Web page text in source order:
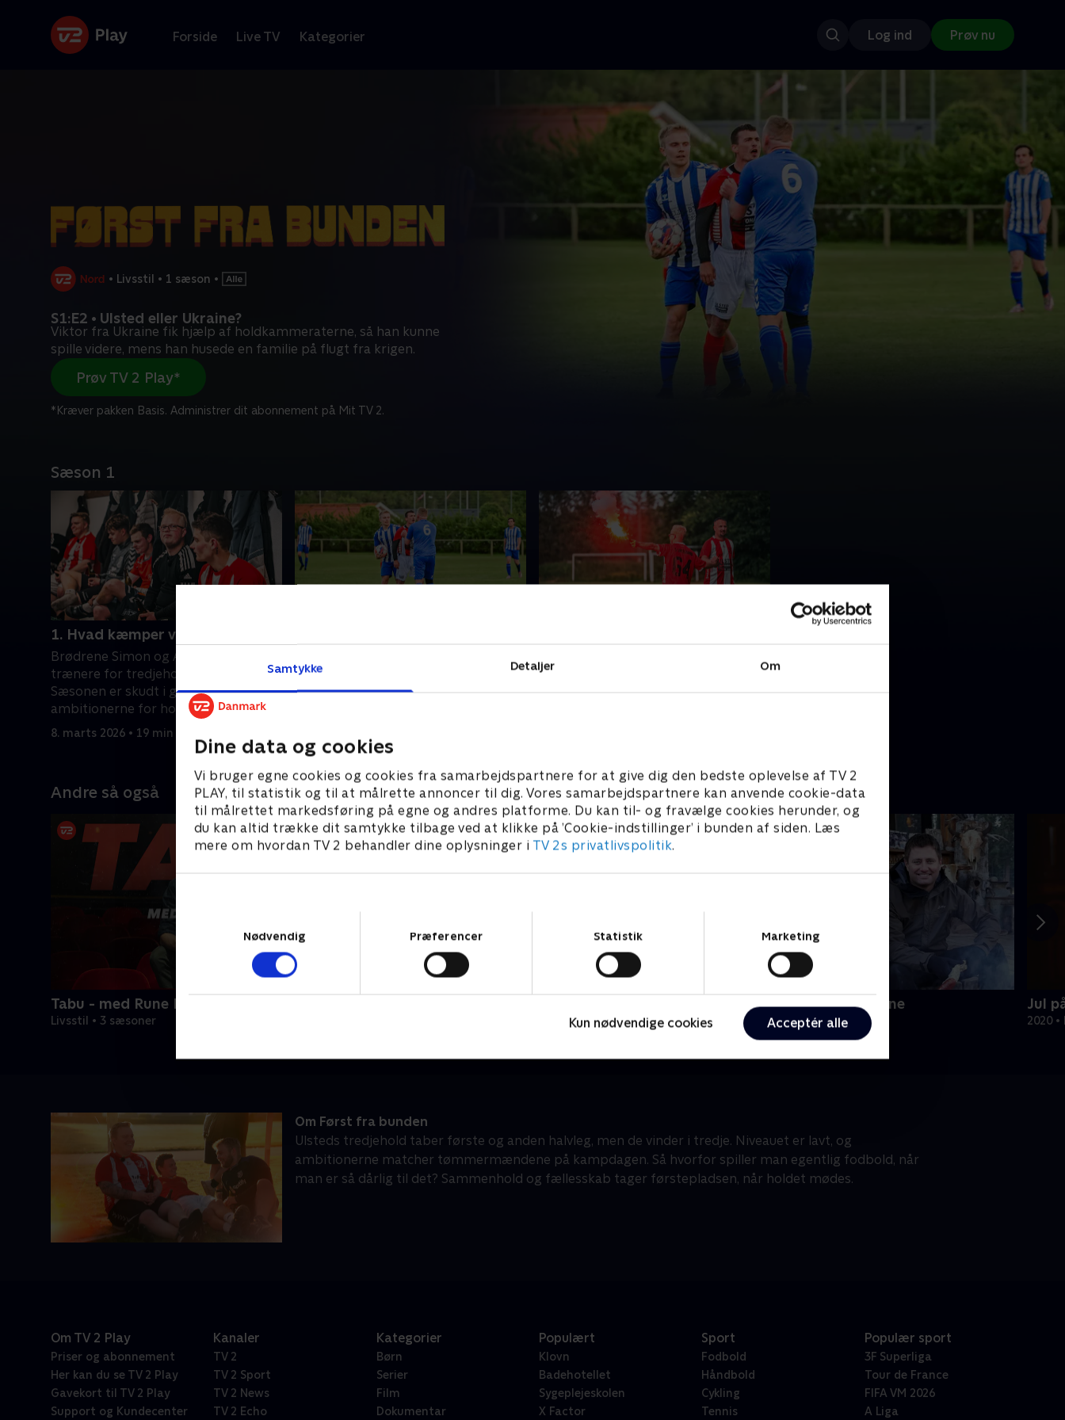
Samtykke Detaljer Om
Dine data og cookies
Vi bruger egne cookies og cookies fra samarbejdspartnere for at give dig den bedste oplevelse af TV 2
PLAY, til statistik og til at målrette annoncer til dig. Vores samarbejdspartnere kan anvende cookie-data
til målrettet markedsføring på egne og andres platforme. Du kan til- og fravælge cookies herunder, og
du kan altid trække dit samtykke tilbage ved at klikke på ’Cookie-indstillinger’ i bunden af siden. Læs
mere om hvordan TV 2 behandler dine oplysninger i TV 2s privatlivspolitik.
Nødvendig
Præferencer Statistik Marketing
Kun nødvendige cookies Acceptér alle
Forside Live TV Kategorier Log ind Prøv nu
• Livsstil • 1 sæson •
S1:E2 • Ulsted eller Ukraine?
Viktor fra Ukraine fik hjælp af holdkammeraterne, så han kunne
spille videre, mens han husede en familie på flugt fra krigen.
Prøv TV 2 Play*
*Kræver pakken Basis. Administrer dit abonnement på Mit TV 2.
Sæson 1
1. Hvad kæmper vi for?
Brødrene Simon og AP er spillende
trænere for tredjeholdet i Ulsted.
Sæsonen er skudt i gang, og
ambitionerne for holdet er ikke høje.
8. marts 2026 • 19 min
holdkammeraterne, så han kunne
spille videre, mens han husede en
mens brormand AP må tage tjansen
Andre så også
Tabu - med Rune Klan
Livsstil • 3 sæsoner
Fantasifulde rum - i is og sne
Livsstil • 3 sæsoner
Jul
2020
Om Først fra bunden
Ulsteds tredjehold taber første og anden halvleg, men de vinder i tredje. Niveauet er lavt, og
ambitionerne matcher tømmermændene på kampdagen. Så hvorfor spiller man egentlig fodbold, når
man er så dårlig til det? Sammenhold og fællesskab tager førstepladsen, når holdet mødes.
Om TV 2 Play
Priser og abonnement
Her kan du se TV 2 Play
Gavekort til TV 2 Play
Support og Kundecenter
Kanaler
TV 2
TV 2 Sport
TV 2 News
TV 2 Echo
Kategorier
Børn
Serier
Film
Dokumentar
Populært
Klovn
Badehotellet
Sygeplejeskolen
X Factor
Sport
Fodbold
Håndbold
Cykling
Tennis
Populær sport
3F Superliga
Tour de France
FIFA VM 2026
A Liga